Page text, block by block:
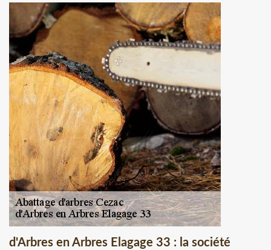
d'Arbres en Arbres Elagage 33 : la société